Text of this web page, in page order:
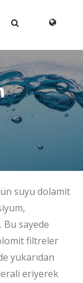
suyu dolamit
sayede
filtreler
yukarıdan
eriyerek